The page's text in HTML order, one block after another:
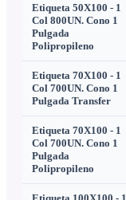
Etiqueta 50X100 - 1
Col 800UN. Cono 1
Pulgada
Polipropileno
Etiqueta 70X100 - 1
Col 700UN. Cono 1
Pulgada Transfer
Etiqueta 70X100 - 1
Col 700UN. Cono 1
Pulgada
Polipropileno